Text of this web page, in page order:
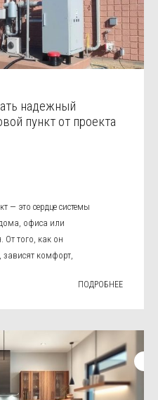
надежный
пункт от проекта
— это сердце системы
офиса или
От того, как он
комфорт,
ПОДРОБНЕЕ